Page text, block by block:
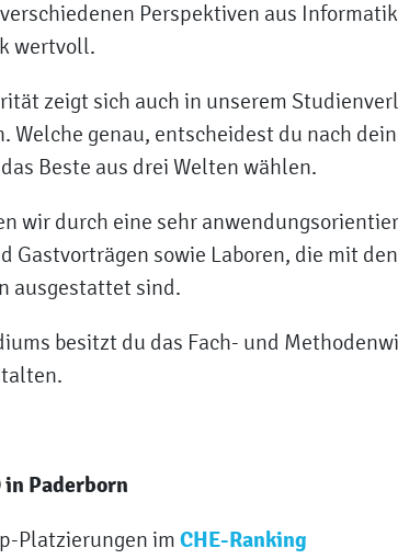
Perspektiven aus
wertvoll.
zeigt sich auch in unserem
Welche genau, entscheidest du nach
Beste aus drei Welten wählen.
wir durch eine sehr
Gastvorträgen sowie Laboren, die mit
ausgestattet sind.
besitzt du das Fach- und
in Paderborn
Platzierungen im CHE-Ranking